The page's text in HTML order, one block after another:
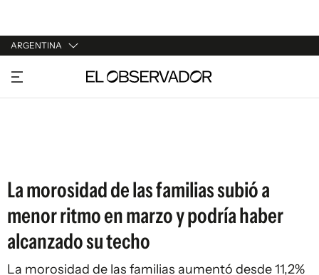
ARGENTINA
URUGUAY
ARGENTINA
La morosidad de las familias subió a
menor ritmo en marzo y podría haber
alcanzado su techo
La morosidad de las familias aumentó desde 11,2%